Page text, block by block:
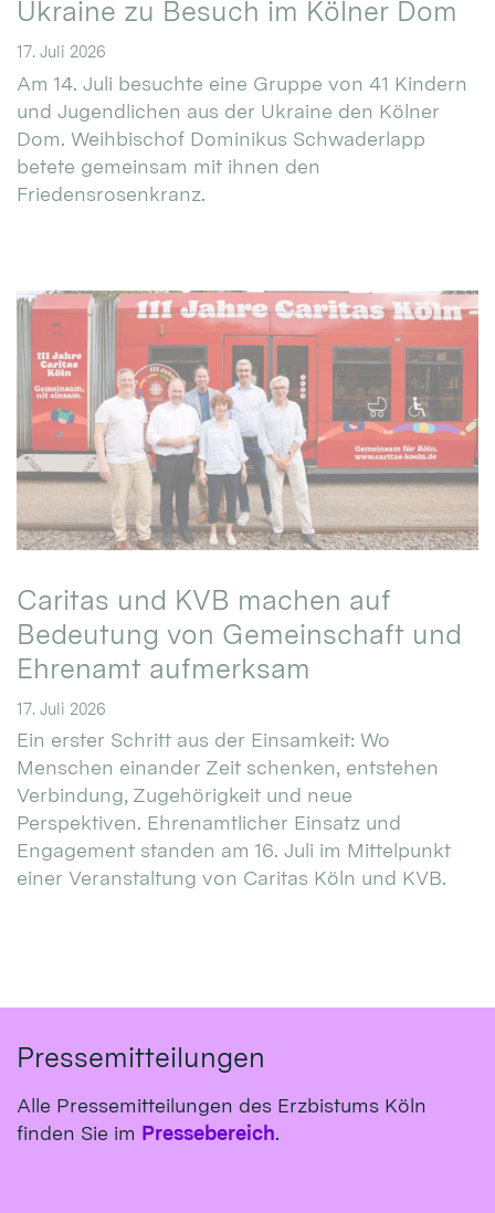
Ukraine zu Besuch im Kölner Dom
17. Juli 2026
Am 14. Juli besuchte eine Gruppe von 41 Kindern
und Jugendlichen aus der Ukraine den Kölner
Dom. Weihbischof Dominikus Schwaderlapp
betete gemeinsam mit ihnen den
Friedensrosenkranz.
Caritas und KVB machen auf
Bedeutung von Gemeinschaft und
Ehrenamt aufmerksam
17. Juli 2026
Ein erster Schritt aus der Einsamkeit: Wo
Menschen einander Zeit schenken, entstehen
Verbindung, Zugehörigkeit und neue
Perspektiven. Ehrenamtlicher Einsatz und
Engagement standen am 16. Juli im Mittelpunkt
einer Veranstaltung von Caritas Köln und KVB.
Pressemitteilungen
Alle Pressemitteilungen des Erzbistums Köln
finden Sie im Pressebereich.